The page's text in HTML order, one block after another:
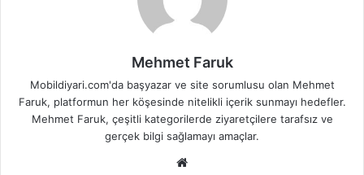
Mehmet Faruk
Mobildiyari.com'da başyazar ve site sorumlusu olan Mehmet
Faruk, platformun her köşesinde nitelikli içerik sunmayı hedefler.
Mehmet Faruk, çeşitli kategorilerde ziyaretçilere tarafsız ve
gerçek bilgi sağlamayı amaçlar.